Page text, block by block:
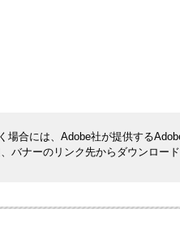
場合には、Adobe社が提供する
バナーのリンク先からダウンロー